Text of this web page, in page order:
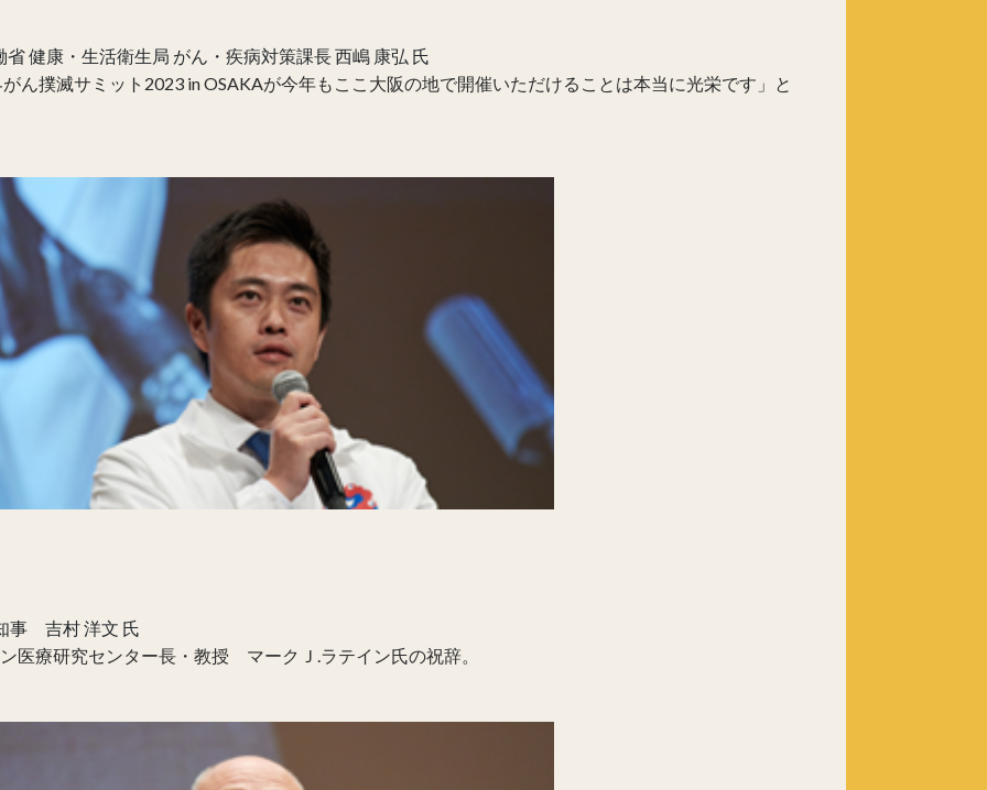
省 健康・生活衛生局 がん・疾病対策課長 西嶋 康弘 氏
ん撲滅サミット2023 in OSAKAが今年もここ大阪の地で開催いただけることは本当に光栄です」と
事 吉村 洋文 氏
医療研究センター長・教授 マークＪ.ラテイン氏の祝辞。